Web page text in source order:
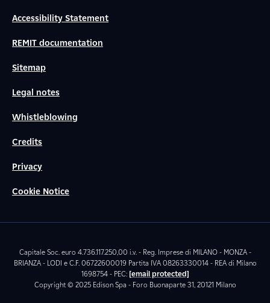
Accessibility Statement
REMIT documentation
Sitemap
Legal notes
Whistleblowing
Credits
Privacy
Cookie Notice
Capitale Soc. euro 4.736.117.250,00 i.v. - Reg. Imprese di MILANO - MONZA -
BRIANZA - LODI e C.F. 06722600019 Partita IVA 08263330014 - REA di Milano
1698754 - PEC: [email protected]
Copyright © 2025 Edison Spa - Foro Buonaparte 31, 20121 Milano